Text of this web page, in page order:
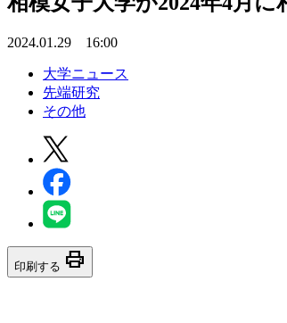
2024.01.29 16:00
大学ニュース
先端研究
その他
印刷する print